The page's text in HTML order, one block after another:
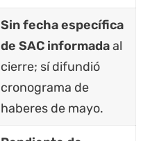
Sin fecha específica
de SAC informadaal
cierre; sí difundió
cronograma de
haberes de mayo.